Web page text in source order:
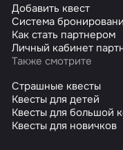
Добавить квест
Система
Как стать партнером
Личный кабинет
Также смотрите
Страшные квесты
Квесты для детей
Квесты для большой
Квесты для новичков